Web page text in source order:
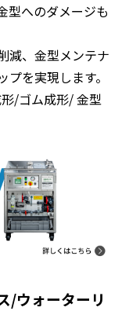
型へのダメージも
減、金型メンテナ
を実現します。
/ゴム成形/ 金型
/ウォーターリ